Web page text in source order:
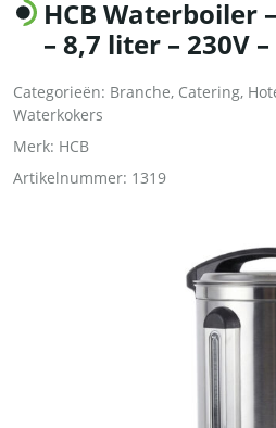
HCB Waterboiler
– 8,7 liter – 230V –
Categorieën: Branche, Catering,
Waterkokers
Merk: HCB
Artikelnummer: 1319